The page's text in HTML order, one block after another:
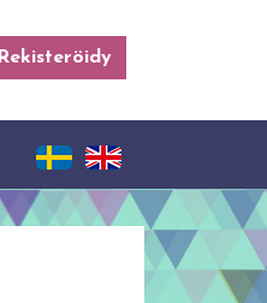
Rekisteröidy